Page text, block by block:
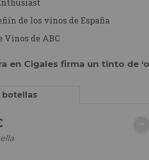
de los vinos de España
Vinos de ABC
en Cigales firma un tinto de
botellas